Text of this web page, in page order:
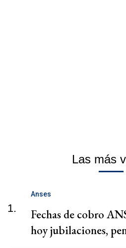
Las más
1.
Anses
Fechas de cobro
hoy jubilaciones,